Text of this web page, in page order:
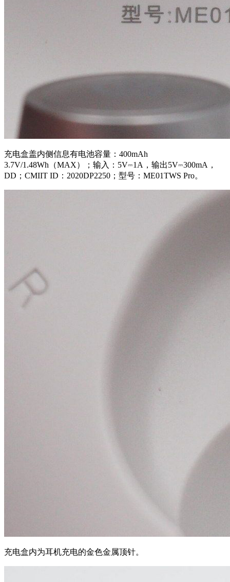
充电盒盖内侧信息有电池容量：400mAh
3.7V/1.48Wh（MAX）；输入：5V⎓1A，输出5V⎓300mA，
DD；CMIIT ID：2020DP2250；型号：ME01TWS Pro。
充电盒内为耳机充电的金色金属顶针。